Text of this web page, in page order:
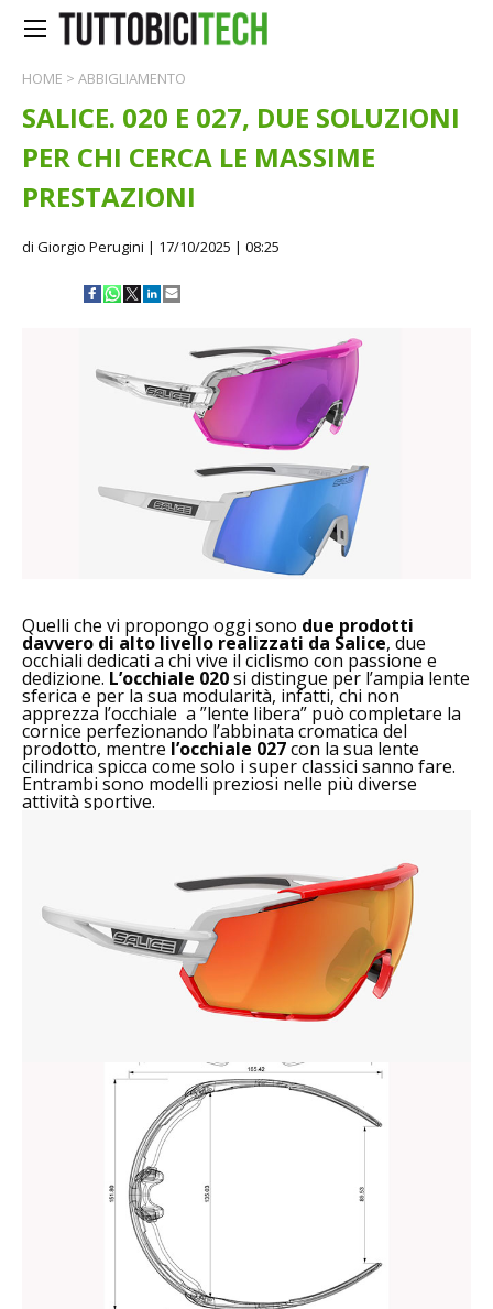
HOME > ABBIGLIAMENTO
SALICE. 020 E 027, DUE SOLUZIONI
PER CHI CERCA LE MASSIME
PRESTAZIONI
di Giorgio Perugini | 17/10/2025 | 08:25
Quelli che vi propongo oggi sono due prodotti
davvero di alto livello realizzati da Salice, due
occhiali dedicati a chi vive il ciclismo con passione e
dedizione. L’occhiale 020si distingue per l’ampia lente
sferica e per la sua modularità, infatti, chi non
apprezza l’occhiale a ”lente libera” può completare la
cornice perfezionando l’abbinata cromatica del
prodotto, mentre l’occhiale 027con la sua lente
cilindrica spicca come solo i super classici sanno fare.
Entrambi sono modelli preziosi nelle più diverse
attività sportive.